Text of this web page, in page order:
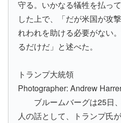
守る。いかなる犠牲を払っ
した上で、「だが米国が攻
れわれを助ける必要がない
るだけだ」と述べた。
トランプ大統領
Photographer: Andrew
ブルームバーグは25日、
人の話として、トランプ氏